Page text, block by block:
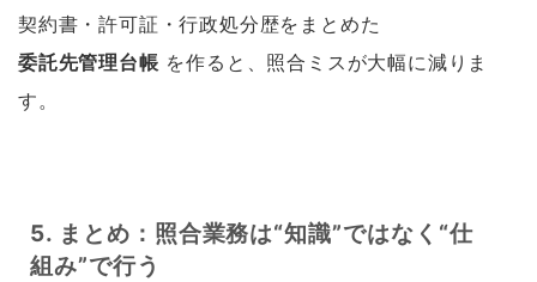
契約書・許可証・行政処分歴をまとめた
委託先管理台帳 を作ると、照合ミスが大幅に減りま
す。
5. まとめ：照合業務は“知識”ではなく“仕
組み”で行う